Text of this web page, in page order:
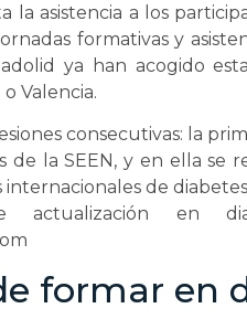
la asistencia a los
formativas y
ya han acogido
Valencia.
consecutivas: la
la SEEN, y en ella se
internacionales de
en
formar en